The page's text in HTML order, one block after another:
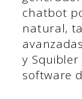
chatbot
natural,
y
software